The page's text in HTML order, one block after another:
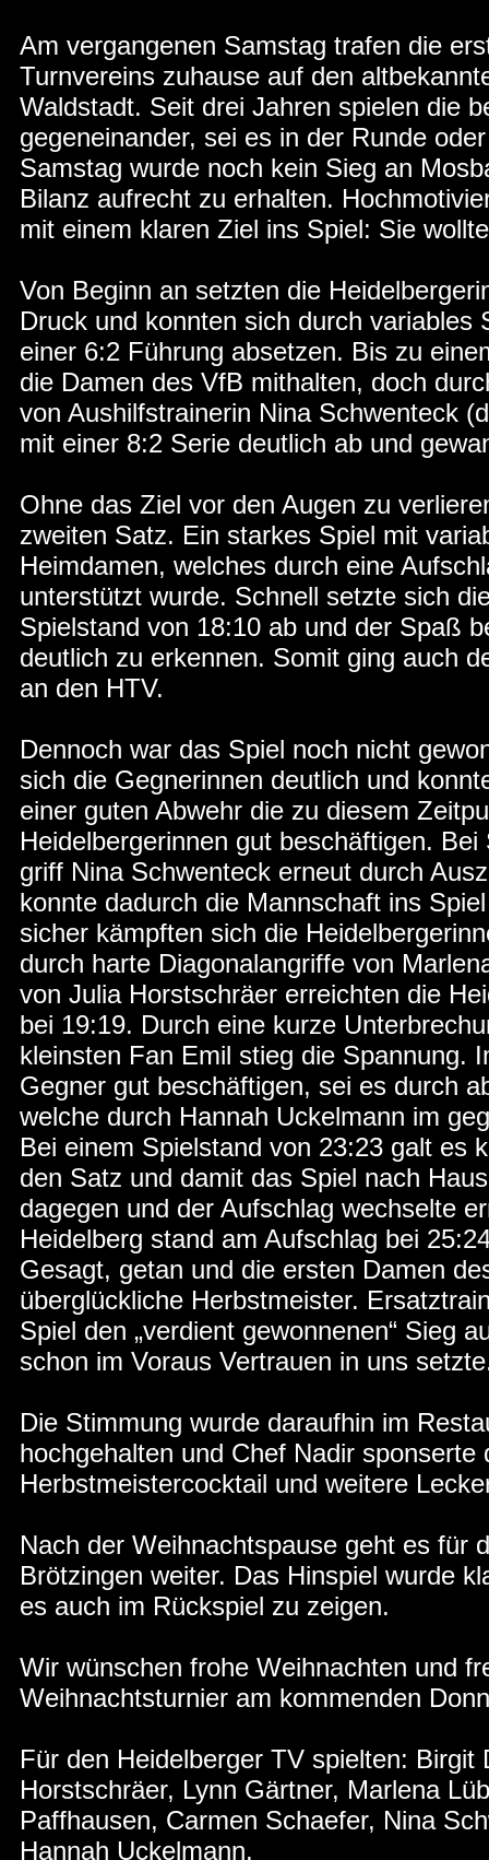
Am vergangenen Samstag trafen die
Turnvereins zuhause auf den
Waldstadt. Seit drei Jahren spielen die
gegeneinander, sei es in der Runde
Samstag wurde noch kein Sieg an
Bilanz aufrecht zu erhalten.
mit einem klaren Ziel ins Spiel: Sie
Von Beginn an setzten die
Druck und konnten sich durch variables
einer 6:2 Führung absetzen. Bis zu
die Damen des VfB mithalten, doch
von Aushilfstrainerin Nina Schwenteck
mit einer 8:2 Serie deutlich ab und
Ohne das Ziel vor den Augen zu
zweiten Satz. Ein starkes Spiel mit
Heimdamen, welches durch eine
unterstützt wurde. Schnell setzte sich
Spielstand von 18:10 ab und der Spaß
deutlich zu erkennen. Somit ging auch
an den HTV.
Dennoch war das Spiel noch nicht
sich die Gegnerinnen deutlich und
einer guten Abwehr die zu diesem
Heidelbergerinnen gut beschäftigen.
griff Nina Schwenteck erneut durch
konnte dadurch die Mannschaft ins
sicher kämpften sich die
durch harte Diagonalangriffe von
von Julia Horstschräer erreichten die
bei 19:19. Durch eine kurze
kleinsten Fan Emil stieg die Spannung.
Gegner gut beschäftigen, sei es durch
welche durch Hannah Uckelmann im
Bei einem Spielstand von 23:23 galt es
den Satz und damit das Spiel nach
dagegen und der Aufschlag wechselte
Heidelberg stand am Aufschlag bei
Gesagt, getan und die ersten Damen
überglückliche Herbstmeister.
Spiel den „verdient gewonnenen“ Sieg
schon im Voraus Vertrauen in uns
Die Stimmung wurde daraufhin im
hochgehalten und Chef Nadir sponserte
Herbstmeistercocktail und weitere
Nach der Weihnachtspause geht es für
Brötzingen weiter. Das Hinspiel wurde
es auch im Rückspiel zu zeigen.
Wir wünschen frohe Weihnachten und
Weihnachtsturnier am kommenden
Für den Heidelberger TV spielten: Birgit
Horstschräer, Lynn Gärtner, Marlena
Paffhausen, Carmen Schaefer, Nina
Hannah Uckelmann.